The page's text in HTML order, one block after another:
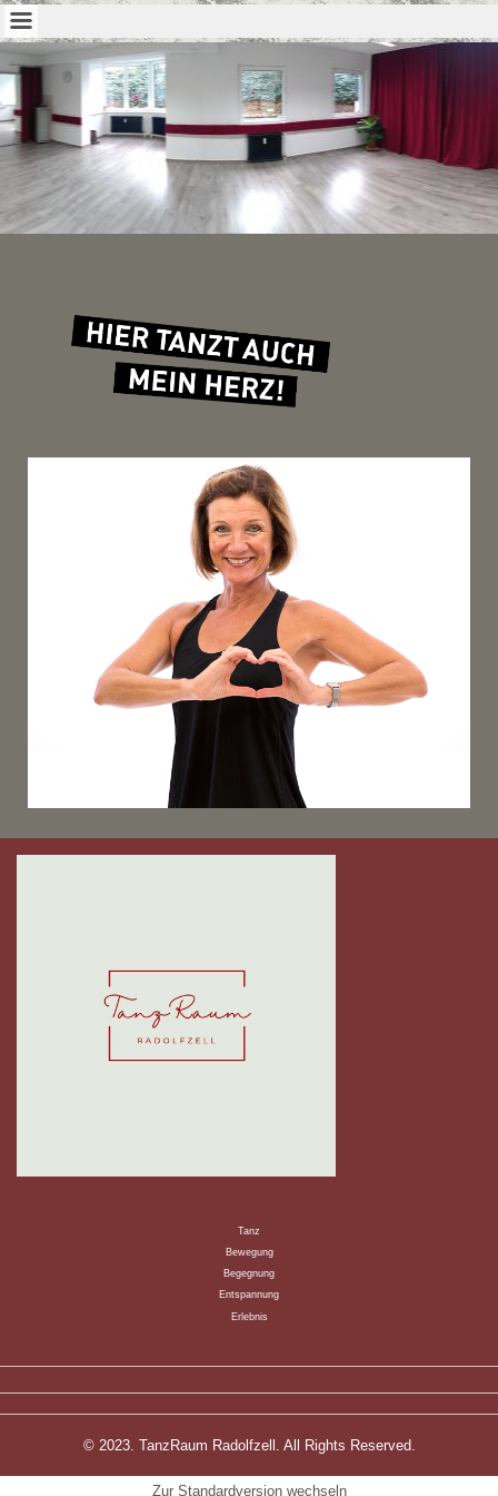
Tanz
Bewegung
Begegnung
Entspannung
Erlebnis
© 2023. TanzRaum Radolfzell. All Rights Reserved.
Zur Standardversion wechseln